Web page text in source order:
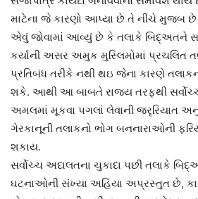
માટેના જે કારણો આપ્યા છે તે નીચે મુજબ
એવું જોવામાં આવ્યું છે કે તલાકે બિદ્અતને
કર્યાની અસર અમુક મુસ્લિમોમાં પ્રચલિત
પ્રતિબંધ તરીકે નથી થઇ જેના કારણે
શકે. આથી આ બાબતે રાજ્ય તરફથી
અમલમાં મૂકવા પગલાં લેવાની જરૃરિયાત
ગેરકાનૂની તલાકનો ભોગ બનનારાઓની
શકાય.
સર્વોચ્ચ અદાલતના ચુકાદા પછી તલાકે
ઘટનાઓની સંખ્યા અહિંયા અપ્રસ્તુત છે,